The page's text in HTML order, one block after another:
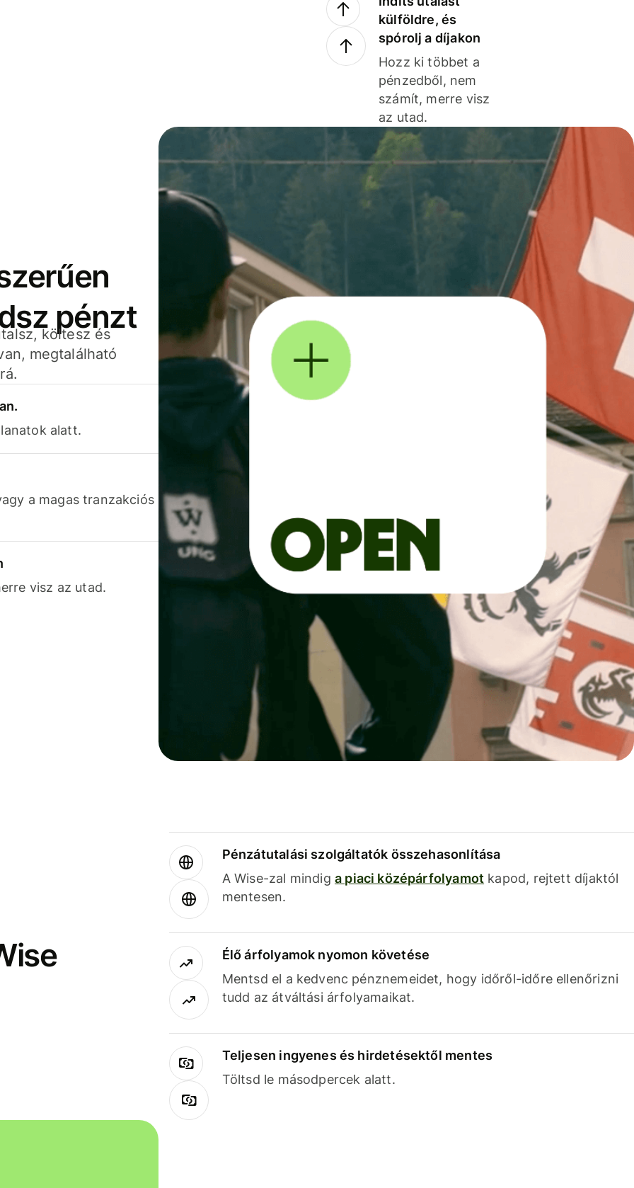
külföldre, és
spórolj a díjakon
Hozz ki többet a
pénzedből, nem
számít, merre visz
az utad.
pénzt
költesz és
megtalálható
alatt.
a magas tranzakciós
visz az utad.
Pénzátutalási szolgáltatók összehasonlítása
A Wise-zal mindig a piaci középárfolyamot kapod, rejtett díjaktól
mentesen.
Élő árfolyamok nyomon követése
Mentsd el a kedvenc pénznemeidet, hogy időről-időre ellenőrizni
tudd az átváltási árfolyamaikat.
Teljesen ingyenes és hirdetésektől mentes
Töltsd le másodpercek alatt.